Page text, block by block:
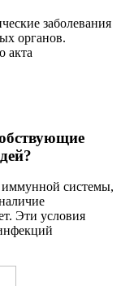
заболевания
органов.
акта
системы,
Эти условия